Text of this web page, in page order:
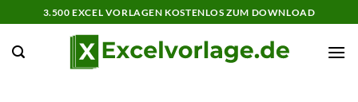
Inhalt
springen
3.500 EXCEL VORLAGEN KOSTENLOS ZUM DOWNLOAD